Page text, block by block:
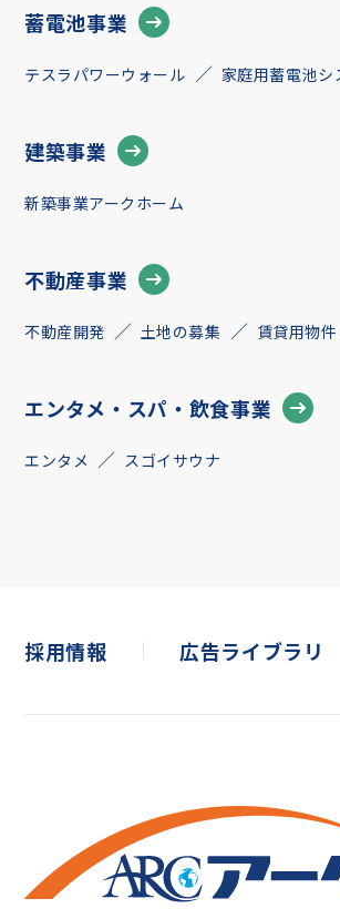
蓄電池事業
テスラパワーウォール 家庭用蓄電池シ
建築事業
新築事業アークホーム
不動産事業
不動産開発 土地の募集 賃貸用物
エンタメ・スパ・飲食事業
エンタメ スゴイサウナ
採用情報 広告ライブラリ